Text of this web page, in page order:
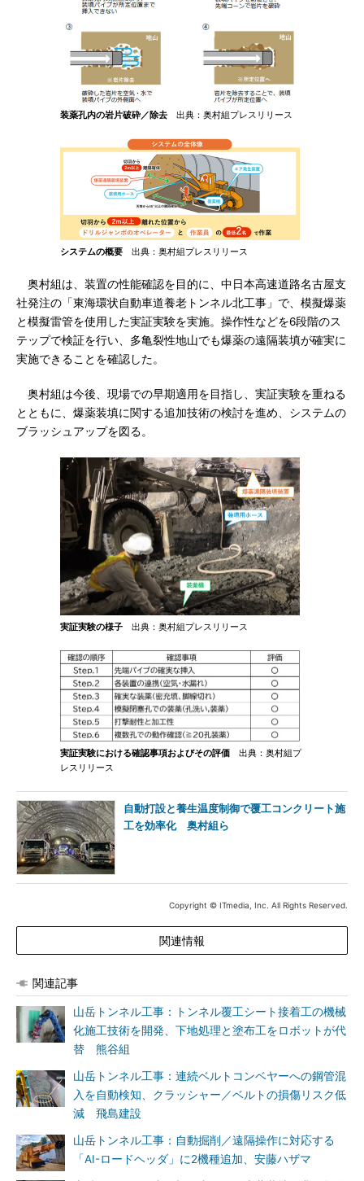
装薬孔内の岩片破砕／除去 出典：奥村組プレスリリース
システムの概要 出典：奥村組プレスリリース
奥村組は、装置の性能確認を目的に、中日本高速道路名古屋支
社発注の「東海環状自動車道養老トンネル北工事」で、模擬爆薬
と模擬雷管を使用した実証実験を実施。操作性などを6段階のス
テップで検証を行い、多亀裂性地山でも爆薬の遠隔装填が確実に
実施できることを確認した。
奥村組は今後、現場での早期適用を目指し、実証実験を重ねる
とともに、爆薬装填に関する追加技術の検討を進め、システムの
ブラッシュアップを図る。
実証実験の様子 出典：奥村組プレスリリース
実証実験における確認事項およびその評価 出典：奥村組プ
レスリリース
自動打設と養生温度制御で覆工コンクリート施
工を効率化 奥村組ら
Copyright © ITmedia, Inc. All Rights Reserved.
関連情報
関連記事
山岳トンネル工事：トンネル覆工シート接着工の機械
化施工技術を開発、下地処理と塗布工をロボットが代
替 熊谷組
山岳トンネル工事：連続ベルトコンベヤーへの鋼管混
入を自動検知、クラッシャー／ベルトの損傷リスク低
減 飛島建設
山岳トンネル工事：自動掘削／遠隔操作に対応する
「AI-ロードヘッダ」に2機種追加、安藤ハザマ